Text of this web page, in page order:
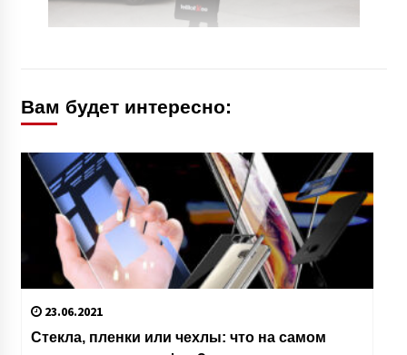
Вам будет интересно:
23.06.2021
Cтекла, пленки или чехлы: что на самом